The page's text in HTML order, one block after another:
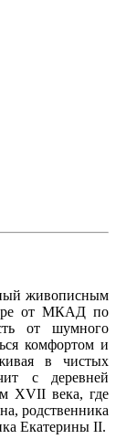
живописным
от МКАД по
от шумного
комфортом и
в чистых
с деревней
XVII века, где
родственника
Екатерины II.